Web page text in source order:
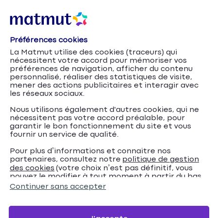
Accueil Mutuelle santé Conseils
Mettre à jour sa
carte Vitale en pratique : quand, comment et
pourquoi ?
Préférences cookies
La Matmut utilise des cookies (traceurs) qui
nécessitent votre accord pour mémoriser vos
préférences de navigation, afficher du contenu
personnalisé, réaliser des statistiques de visite,
mener des actions publicitaires et interagir avec
les réseaux sociaux.
Nous utilisons également d'autres cookies, qui ne
nécessitent pas votre accord préalable, pour
garantir le bon fonctionnement du site et vous
fournir un service de qualité.
Pour plus d’informations et connaitre nos
partenaires, consultez notre politique de gestion
des cookies (votre choix n’est pas définitif, vous
pouvez le modifier à tout moment à partir du bas
de page de notre site).
Continuer sans accepter